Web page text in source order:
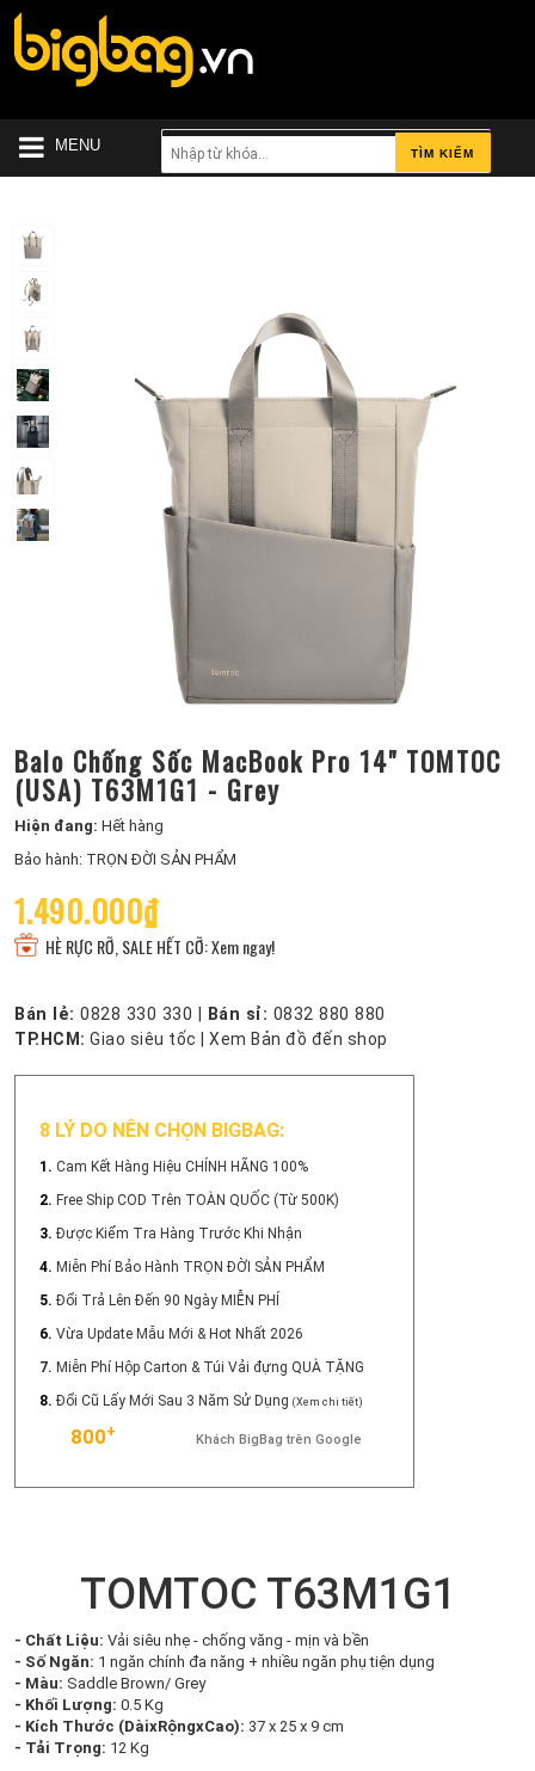
MENU TÌM KIẾM
Balo Chống Sốc MacBook Pro 14" TOMTOC
(USA) T63M1G1 - Grey
Hiện đang: Hết hàng
Bảo hành: TRỌN ĐỜI SẢN PHẨM
1.490.000₫
HÈ RỰC RỠ, SALE HẾT CỠ: Xem ngay!
Bán lẻ: 0828 330 330 Bán sỉ: 0832 880 880
TP.HCM: Giao siêu tốc Xem Bản đồ đến shop
8 LÝ DO NÊN CHỌN BIGBAG:
1. Cam Kết Hàng Hiệu CHÍNH HÃNG 100%
2. Free Ship COD Trên TOÀN QUỐC (Từ 500K)
3. Được Kiểm Tra Hàng Trước Khi Nhận
4. Miễn Phí Bảo Hành TRỌN ĐỜI SẢN PHẨM
5. Đổi Trả Lên Đến 90 Ngày MIỄN PHÍ
6. Vừa Update Mẫu Mới & Hot Nhất 2026
7. Miễn Phí Hộp Carton & Túi Vải đựng QUÀ TẶNG
8. Đổi Cũ Lấy Mới Sau 3 Năm Sử Dụng (Xem chi tiết)
800+ Khách BigBag trên Google
TOMTOC T63M1G1
- Chất Liệu: Vải siêu nhẹ - chống văng - mịn và bền
- Số Ngăn: 1 ngăn chính đa năng + nhiều ngăn phụ tiện dụng
- Màu: Saddle Brown/ Grey
- Khối Lượng: 0.5 Kg
- Kích Thước (DàixRộngxCao): 37 x 25 x 9 cm
- Tải Trọng: 12 Kg